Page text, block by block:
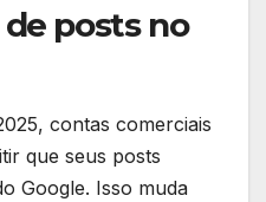
posts no
contas comerciais
que seus posts
Google. Isso muda